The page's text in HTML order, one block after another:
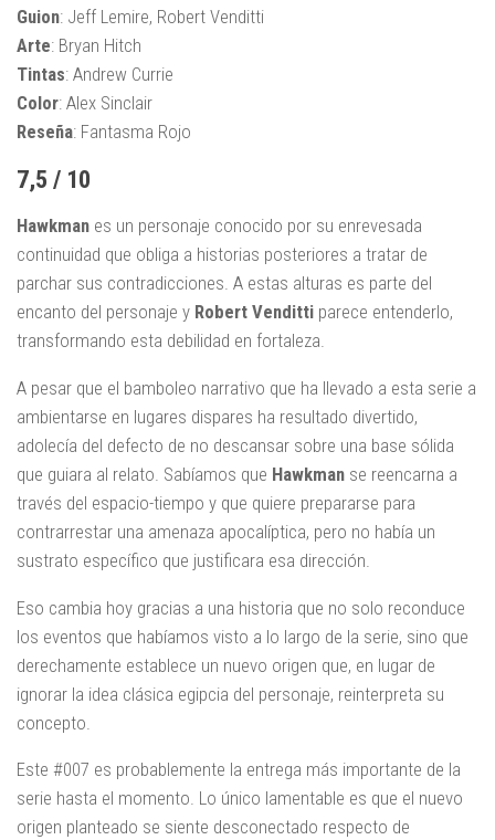
Guion: Jeff Lemire, Robert Venditti
Arte: Bryan Hitch
Tintas: Andrew Currie
Color: Alex Sinclair
Reseña: Fantasma Rojo
7,5 / 10
Hawkman es un personaje conocido por su enrevesada
continuidad que obliga a historias posteriores a tratar de
parchar sus contradicciones. A estas alturas es parte del
encanto del personaje y Robert Venditti parece entenderlo,
transformando esta debilidad en fortaleza.
A pesar que el bamboleo narrativo que ha llevado a esta serie a
ambientarse en lugares dispares ha resultado divertido,
adolecía del defecto de no descansar sobre una base sólida
que guiara al relato. Sabíamos que Hawkman se reencarna a
través del espacio-tiempo y que quiere prepararse para
contrarrestar una amenaza apocalíptica, pero no había un
sustrato específico que justificara esa dirección.
Eso cambia hoy gracias a una historia que no solo reconduce
los eventos que habíamos visto a lo largo de la serie, sino que
derechamente establece un nuevo origen que, en lugar de
ignorar la idea clásica egipcia del personaje, reinterpreta su
concepto.
Este #007 es probablemente la entrega más importante de la
serie hasta el momento. Lo único lamentable es que el nuevo
origen planteado se siente desconectado respecto de